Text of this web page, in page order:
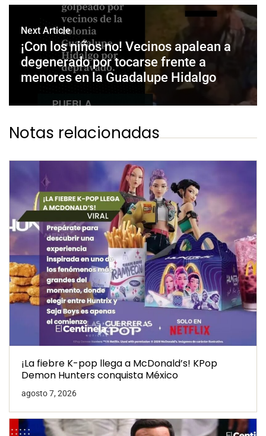
Next Article
¡Con los niños no! Vecinos apalean a
degenerado por tocarse frente a
menores en la Guadalupe Hidalgo
Notas relacionadas
¡La fiebre K-pop llega a McDonald’s! KPop
Demon Hunters conquista México
agosto 7, 2026